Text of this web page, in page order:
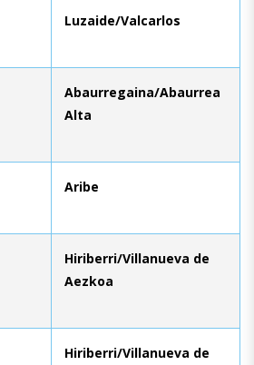
Luzaide/Valcarlos
Abaurregaina/Abaurrea
Alta
Aribe
Hiriberri/Villanueva de
Aezkoa
Hiriberri/Villanueva de